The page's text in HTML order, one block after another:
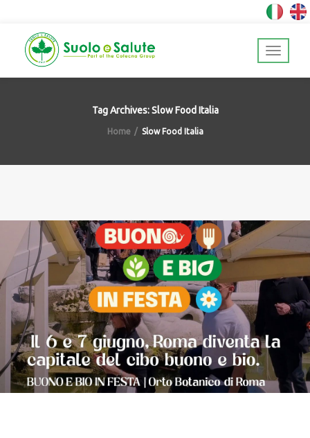
Tag Archives: Slow Food Italia
Home Slow Food Italia